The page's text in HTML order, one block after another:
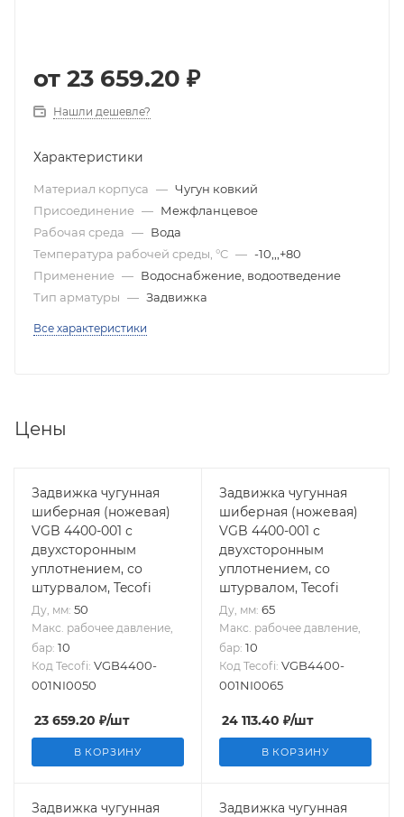
от 23 659.20 ₽
Нашли дешевле?
Характеристики
Материал корпуса — Чугун ковкий
Присоединение — Межфланцевое
Рабочая среда — Вода
Температура рабочей среды, °C — -10,,,+80
Применение — Водоснабжение, водоотведение
Тип арматуры — Задвижка
Все характеристики
Цены
Задвижка чугунная
шиберная (ножевая)
VGB 4400-001 с
двухсторонным
уплотнением, со
штурвалом, Tecofi
Ду, мм: 50
Макс. рабочее давление,
бар: 10
Код Tecofi: VGB4400-
001NI0050
23 659.20 ₽/шт
В КОРЗИНУ
Задвижка чугунная
шиберная (ножевая)
VGB 4400-001 с
двухсторонным
уплотнением, со
штурвалом, Tecofi
Ду, мм: 65
Макс. рабочее давление,
бар: 10
Код Tecofi: VGB4400-
001NI0065
24 113.40 ₽/шт
В КОРЗИНУ
Задвижка чугунная
Задвижка чугунная